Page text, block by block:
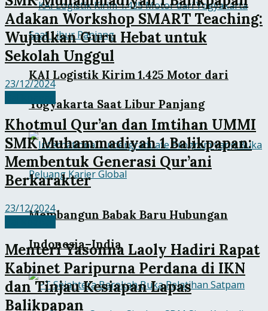
KAI Logistik Kirim 1.425 Motor dari
Yogyakarta Saat Libur Panjang
Membangun Babak Baru Hubungan
Indonesia–India
Adakan Workshop SMART Teaching:
Wujudkan Guru Hebat untuk
Sekolah Unggul
23/12/2024
Khotmul Qur’an dan Imtihan UMMI
SMK Muhammadiyah 1 Balikpapan:
Membentuk Generasi Qur’ani
Berkarakter
23/12/2024
Menteri Yasonna Laoly Hadiri Rapat
Kabinet Paripurna Perdana di IKN
dan Tinjau Kesiapan Lapas
Balikpapan